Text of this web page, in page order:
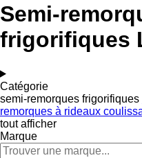
Semi-
frigorifiques
Catégorie
semi-remorques frigorifiques
remorques à rideaux
tout afficher
Marque